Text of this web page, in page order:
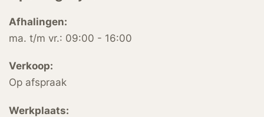
Afhalingen:
ma. t/m vr.: 09:00 - 16:00
Verkoop:
Op afspraak
Werkplaats: